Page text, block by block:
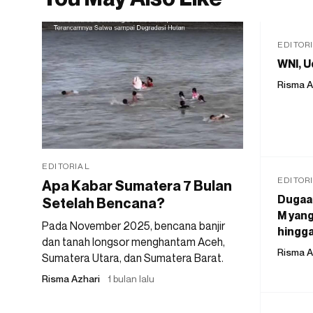
EDITORIAL
Apa Kabar Sumatera 7 Bulan
Setelah Bencana?
Pada November 2025, bencana banjir
dan tanah longsor menghantam Aceh,
Sumatera Utara, dan Sumatera Barat.
Risma Azhari 1 bulan lalu
WNI,
Risma
M
Risma